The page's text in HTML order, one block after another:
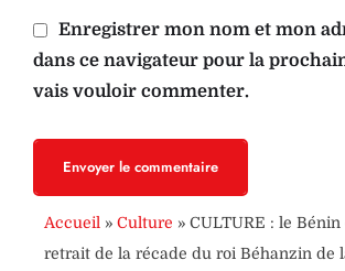
Enregistrer mon nom et mon
dans ce navigateur pour la
vais vouloir commenter.
Envoyer le commentaire
Accueil » Culture » CULTURE : le
retrait de la récade du roi Béhanzin de